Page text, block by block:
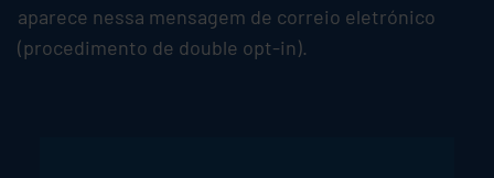
aparece nessa mensagem de correio eletrónico
(procedimento de double opt-in).